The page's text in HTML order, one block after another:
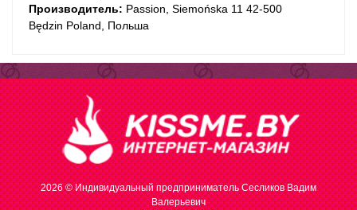
Производитель: Passion, Siemońska 11 42-500
Będzin Poland, Польша
2026 © Индивидуальный предприниматель Сесликов Вадим
Валерьевич